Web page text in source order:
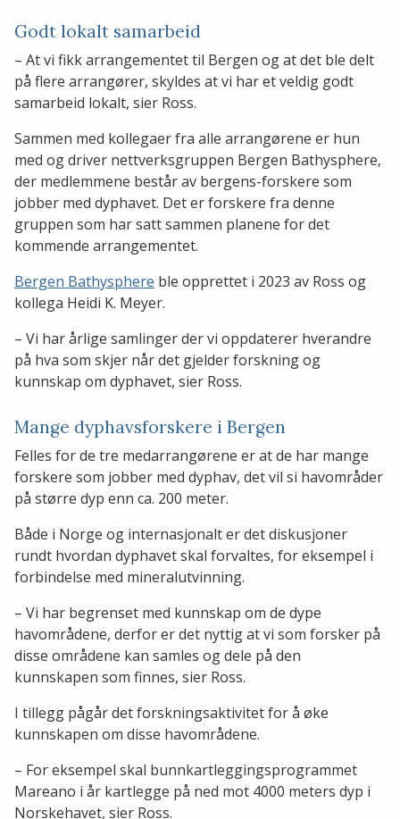
Godt lokalt samarbeid
– At vi fikk arrangementet til Bergen og at det ble delt
på flere arrangører, skyldes at vi har et veldig godt
samarbeid lokalt, sier Ross.
Sammen med kollegaer fra alle arrangørene er hun
med og driver nettverksgruppen Bergen Bathysphere,
der medlemmene består av bergens-forskere som
jobber med dyphavet. Det er forskere fra denne
gruppen som har satt sammen planene for det
kommende arrangementet.
Bergen Bathysphere ble opprettet i 2023 av Ross og
kollega Heidi K. Meyer.
– Vi har årlige samlinger der vi oppdaterer hverandre
på hva som skjer når det gjelder forskning og
kunnskap om dyphavet, sier Ross.
Mange dyphavsforskere i Bergen
Felles for de tre medarrangørene er at de har mange
forskere som jobber med dyphav, det vil si havområder
på større dyp enn ca. 200 meter.
Både i Norge og internasjonalt er det diskusjoner
rundt hvordan dyphavet skal forvaltes, for eksempel i
forbindelse med mineralutvinning.
– Vi har begrenset med kunnskap om de dype
havområdene, derfor er det nyttig at vi som forsker på
disse områdene kan samles og dele på den
kunnskapen som finnes, sier Ross.
I tillegg pågår det forskningsaktivitet for å øke
kunnskapen om disse havområdene.
– For eksempel skal bunnkartleggingsprogrammet
Mareano i år kartlegge på ned mot 4000 meters dyp i
Norskehavet, sier Ross.